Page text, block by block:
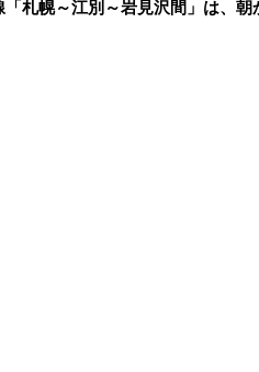
札幌～江別～岩見沢間」は、朝